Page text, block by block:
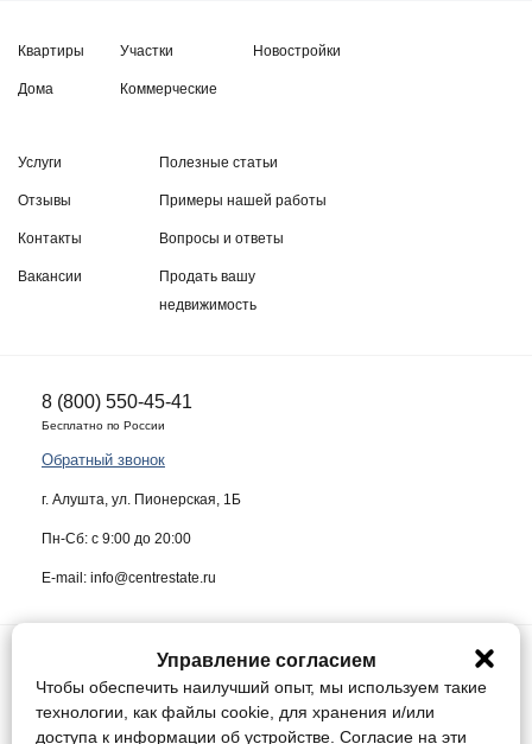
Квартиры
Дома
Участки
Коммерческие
Новостройки
Услуги
Отзывы
Контакты
Вакансии
Полезные статьи
Примеры нашей работы
Вопросы и ответы
Продать вашу
недвижимость
8 (800) 550-45-41
Бесплатно по России
Обратный звонок
г. Алушта, ул. Пионерская, 1Б
Пн-Сб: с 9:00 до 20:00
E-mail: info@centrestate.ru
ИП Жуков Виктор Васильевич ИНН 910218942064
Данный сайт носит информационный характер и ни при каких условиях
не является публичной офертой, определяемой положениями статьи
Управление согласием
Чтобы обеспечить наилучший опыт, мы используем такие
технологии, как файлы cookie, для хранения и/или
доступа к информации об устройстве. Согласие на эти